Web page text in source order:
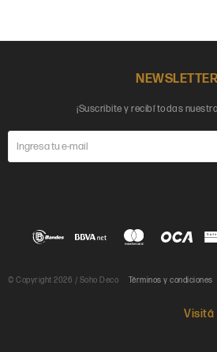
NEWSLETTER
¡Suscribite y recibí todas
© Copyright 2026 / Soho Deco Términos y condiciones